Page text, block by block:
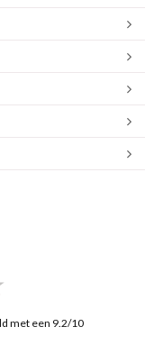
met een 9.2/10